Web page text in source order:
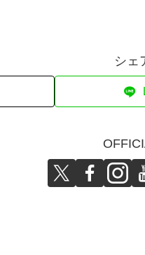
シェ